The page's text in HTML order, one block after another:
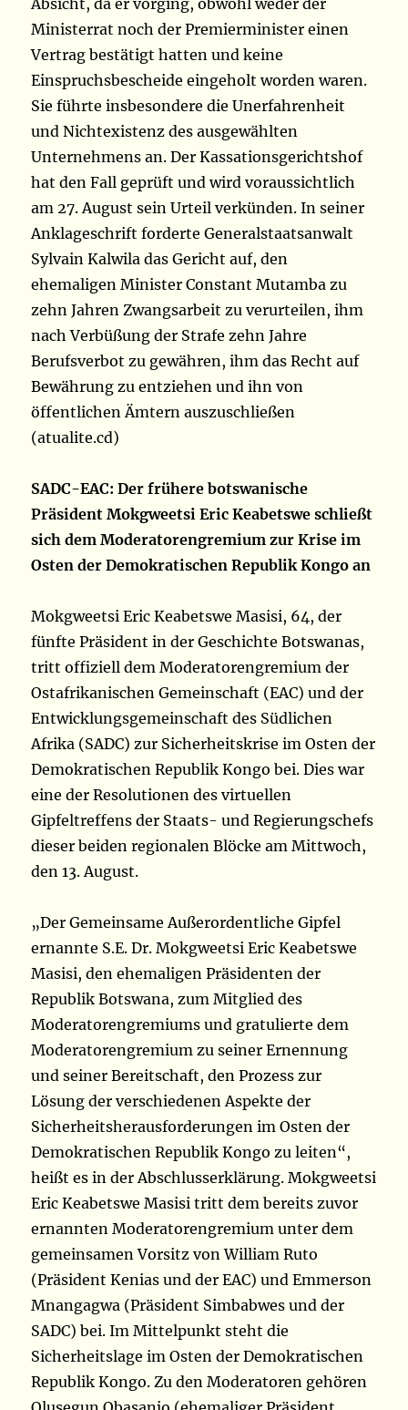
Absicht, da er vorging, obwohl weder der
Ministerrat noch der Premierminister einen
Vertrag bestätigt hatten und keine
Einspruchsbescheide eingeholt worden waren.
Sie führte insbesondere die Unerfahrenheit
und Nichtexistenz des ausgewählten
Unternehmens an. Der Kassationsgerichtshof
hat den Fall geprüft und wird voraussichtlich
am 27. August sein Urteil verkünden. In seiner
Anklageschrift forderte Generalstaatsanwalt
Sylvain Kalwila das Gericht auf, den
ehemaligen Minister Constant Mutamba zu
zehn Jahren Zwangsarbeit zu verurteilen, ihm
nach Verbüßung der Strafe zehn Jahre
Berufsverbot zu gewähren, ihm das Recht auf
Bewährung zu entziehen und ihn von
öffentlichen Ämtern auszuschließen
(atualite.cd)
SADC-EAC: Der frühere botswanische
Präsident Mokgweetsi Eric Keabetswe schließt
sich dem Moderatorengremium zur Krise im
Osten der Demokratischen Republik Kongo an
Mokgweetsi Eric Keabetswe Masisi, 64, der
fünfte Präsident in der Geschichte Botswanas,
tritt offiziell dem Moderatorengremium der
Ostafrikanischen Gemeinschaft (EAC) und der
Entwicklungsgemeinschaft des Südlichen
Afrika (SADC) zur Sicherheitskrise im Osten der
Demokratischen Republik Kongo bei. Dies war
eine der Resolutionen des virtuellen
Gipfeltreffens der Staats- und Regierungschefs
dieser beiden regionalen Blöcke am Mittwoch,
den 13. August.
„Der Gemeinsame Außerordentliche Gipfel
ernannte S.E. Dr. Mokgweetsi Eric Keabetswe
Masisi, den ehemaligen Präsidenten der
Republik Botswana, zum Mitglied des
Moderatorengremiums und gratulierte dem
Moderatorengremium zu seiner Ernennung
und seiner Bereitschaft, den Prozess zur
Lösung der verschiedenen Aspekte der
Sicherheitsherausforderungen im Osten der
Demokratischen Republik Kongo zu leiten“,
heißt es in der Abschlusserklärung. Mokgweetsi
Eric Keabetswe Masisi tritt dem bereits zuvor
ernannten Moderatorengremium unter dem
gemeinsamen Vorsitz von William Ruto
(Präsident Kenias und der EAC) und Emmerson
Mnangagwa (Präsident Simbabwes und der
SADC) bei. Im Mittelpunkt steht die
Sicherheitslage im Osten der Demokratischen
Republik Kongo. Zu den Moderatoren gehören